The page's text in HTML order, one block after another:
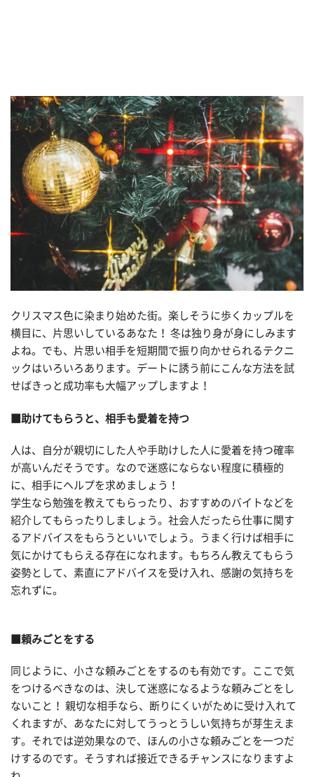
クリスマス色に染まり始めた街。楽しそうに歩くカップルを
横目に、片思いしているあなた！ 冬は独り身が身にしみます
よね。でも、片思い相手を短期間で振り向かせられるテクニ
ックはいろいろあります。デートに誘う前にこんな方法を試
せばきっと成功率も大幅アップしますよ！
■助けてもらうと、相手も愛着を持つ
人は、自分が親切にした人や手助けした人に愛着を持つ確率
が高いんだそうです。なので迷惑にならない程度に積極的
に、相手にヘルプを求めましょう！
学生なら勉強を教えてもらったり、おすすめのバイトなどを
紹介してもらったりしましょう。社会人だったら仕事に関す
るアドバイスをもらうといいでしょう。うまく行けば相手に
気にかけてもらえる存在になれます。もちろん教えてもらう
姿勢として、素直にアドバイスを受け入れ、感謝の気持ちを
忘れずに。
■頼みごとをする
同じように、小さな頼みごとをするのも有効です。ここで気
をつけるべきなのは、決して迷惑になるような頼みごとをし
ないこと！ 親切な相手なら、断りにくいがために受け入れて
くれますが、あなたに対してうっとうしい気持ちが芽生えま
す。それでは逆効果なので、ほんの小さな頼みごとを一つだ
けするのです。そうすれば接近できるチャンスになりますよ